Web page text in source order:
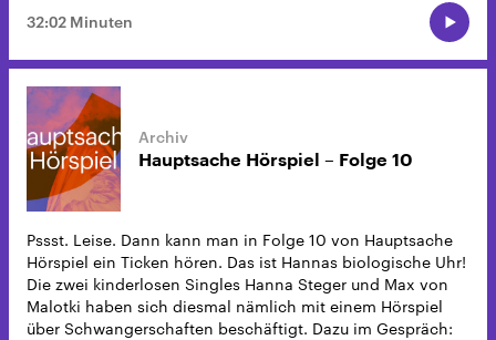
32:02 Minuten
Hauptsache Hörspiel – Folge 10
Pssst. Leise. Dann kann man in Folge 10 von Hauptsache
Hörspiel ein Ticken hören. Das ist Hannas biologische Uhr!
Die zwei kinderlosen Singles Hanna Steger und Max von
Malotki haben sich diesmal nämlich mit einem Hörspiel
über Schwangerschaften beschäftigt. Dazu im Gespräch: